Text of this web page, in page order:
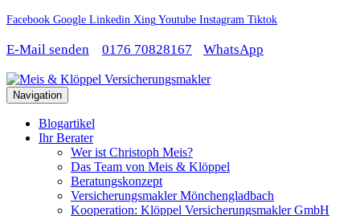
Facebook Google Linkedin XingYoutube Instagram Tiktok
E-Mail senden 0176 70828167 WhatsApp
Navigation
Blogartikel
Ihr Berater
Wer ist Christoph Meis?
Das Team von Meis & Klöppel
Beratungskonzept
Versicherungsmakler Mönchengladbach
Kooperation: Klöppel Versicherungsmakler GmbH